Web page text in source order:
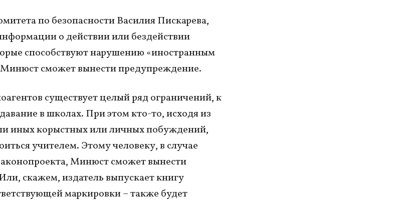
по безопасности Василия Пискарева,
о действии или бездействии
способствуют нарушению «иностранным
Минюст сможет вынести предупреждение.
существует целый ряд ограничений, к
в школах. При этом кто-то, исходя из
иных корыстных или личных побуждений,
учителем. Этому человеку, в случае
Минюст сможет вынести
скажем, издатель выпускает книгу
маркировки – также будет